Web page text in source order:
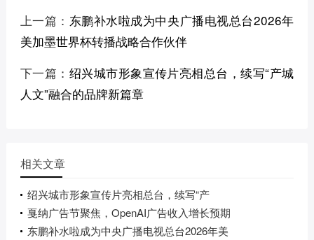
上一篇： 东鹏补水啦成为中央广播电视总台2026年
美加墨世界杯转播战略合作伙伴
下一篇： 绍兴城市形象宣传片亮相总台，续写“产城
人文”融合的品牌新篇章
相关文章
绍兴城市形象宣传片亮相总台，续写“产
戛纳广告节聚焦，OpenAI广告收入增长预期
东鹏补水啦成为中央广播电视总台2026年美